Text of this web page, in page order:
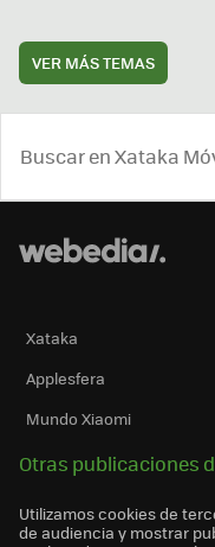
VER MÁS TEMAS
Xataka
Applesfera
Mundo Xiaomi
Otras publicaciones
Utilizamos cookies de
de audiencia y mostrar